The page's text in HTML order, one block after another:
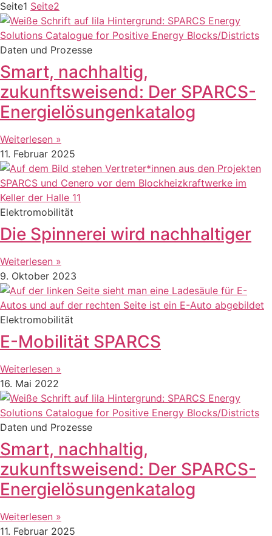
Seite1 Seite2
Daten und Prozesse
Smart, nachhaltig,
zukunftsweisend: Der SPARCS-
Energielösungenkatalog
Weiterlesen »
11. Februar 2025
Elektromobilität
Die Spinnerei wird nachhaltiger
Weiterlesen »
9. Oktober 2023
Elektromobilität
E-Mobilität SPARCS
Weiterlesen »
16. Mai 2022
Daten und Prozesse
Smart, nachhaltig,
zukunftsweisend: Der SPARCS-
Energielösungenkatalog
Weiterlesen »
11. Februar 2025